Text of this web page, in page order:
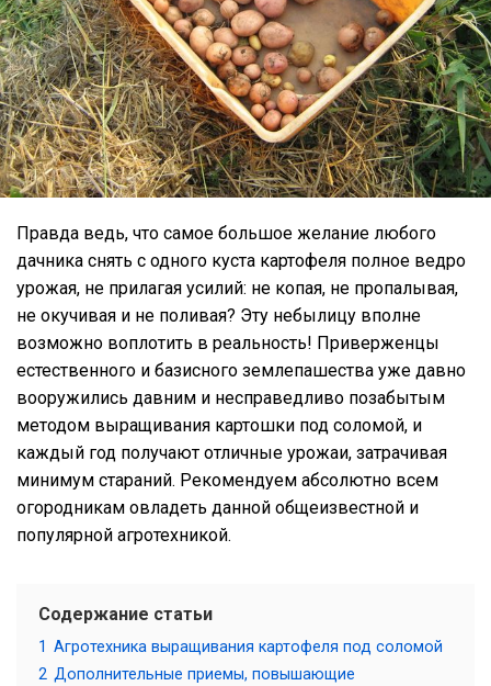
Правда ведь, что самое большое желание любого
дачника снять с одного куста картофеля полное ведро
урожая, не прилагая усилий: не копая, не пропалывая,
не окучивая и не поливая? Эту небылицу вполне
возможно воплотить в реальность! Приверженцы
естественного и базисного землепашества уже давно
вооружились давним и несправедливо позабытым
методом выращивания картошки под соломой, и
каждый год получают отличные урожаи, затрачивая
минимум стараний. Рекомендуем абсолютно всем
огородникам овладеть данной общеизвестной и
популярной агротехникой.
Содержание статьи
1 Агротехника выращивания картофеля под соломой
2 Дополнительные приемы, повышающие